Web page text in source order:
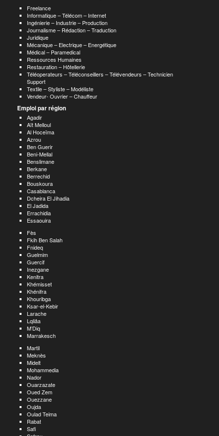
Freelance
Informatique – Télécom – Internet
Ingénierie – Industrie – Production
Journalisme – Rédaction – Traduction
Juridique
Mécanique – Electrique – Energétique
Médical – Paramedical
Ressources Humaines
Restauration – Hôtellerie
Téléoperateurs – Téléconseillers – Télévendeurs – Technicien
Support
Textile – Styliste – Modéliste
Vendeur- Ouvrier – Chauffeur
Emploi par région
Agadir
Aït Melloul
Al Hoceïma
Azrou
Ben Guerir
Beni-Mellal
Benslimane
Berkane
Berrechid
Bouskoura
Casablanca
Dcheira El Jihadia
El Jadida
Errachidia
Essaouira
Fès
Fkih Ben Salah
Fnideq
Guelmim
Guercif
Inezgane
Kenitra
Khémisset
Khénifra
Khouribga
Ksar-el-Kebir
Larache
Lqliâa
M’Diq
Marrakesch
Martil
Meknès
Midelt
Mohammedia
Nador
Ouarzazate
Oued Zem
Ouezzane
Oujda
Oulad Teima
Rabat
Safi